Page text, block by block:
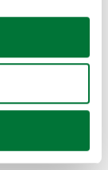
geográfica
(huellas
procesan sus